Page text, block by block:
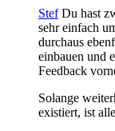
StefDu hast
sehr einfach
durchaus
einbauen und
Feedback
Solange
existiert, ist